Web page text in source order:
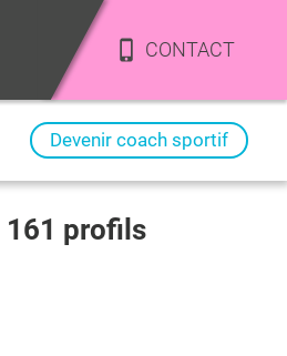
CONTACT
Devenir coach sportif
161 profils